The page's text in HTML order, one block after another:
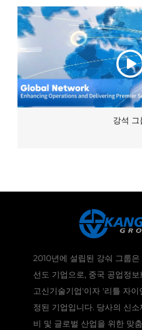
강석 그
2010년에 설립된 강숴 그룹
선도 기업으로, 중국 공업정
고신기술기업'이자 '리틀 자
정된 기업입니다. 당사의 신
비 및 글로벌 산업을 위한 맞